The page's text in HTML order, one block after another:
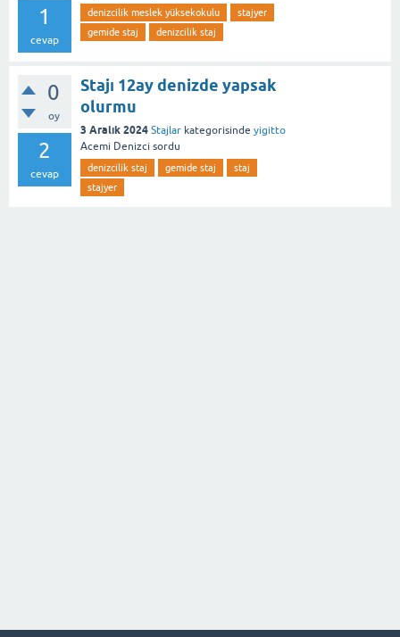
1
cevap
denizcilik meslek yüksekokulu
stajyer
gemide staj
denizcilik staj
0
oy
2
cevap
Stajı 12ay denizde yapsak
olurmu
3 Aralık 2024 Stajlar kategorisinde yigitto
Acemi Denizci sordu
denizcilik staj gemide staj
staj
stajyer